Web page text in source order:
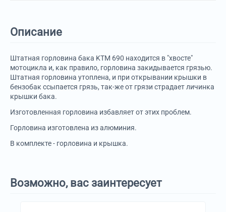
Описание
Штатная горловина бака KTM 690 находится в "хвосте"
мотоцикла и, как правило, горловина закидывается грязью.
Штатная горловина утоплена, и при открывании крышки в
бензобак ссыпается грязь, так-же от грязи страдает личинка
крышки бака.
Изготовленная горловина избавляет от этих проблем.
Горловина изготовлена из алюминия.
В комплекте - горловина и крышка.
Возможно, вас заинтересует